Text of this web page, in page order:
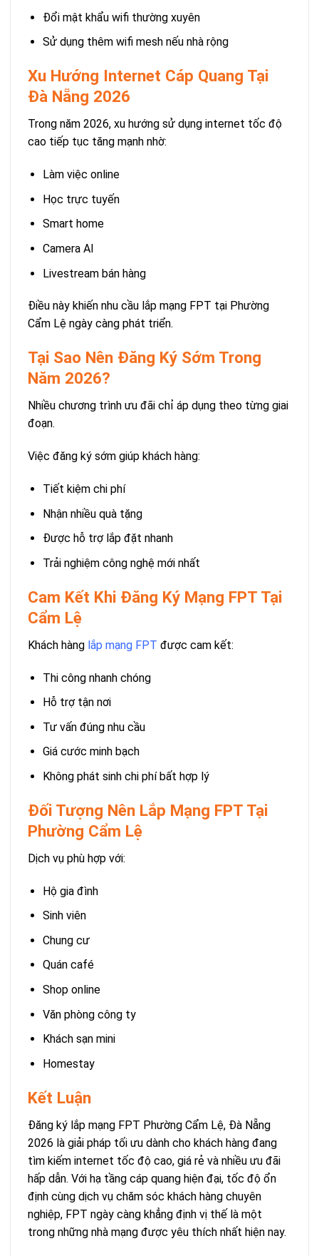
Đổi mật khẩu wifi thường xuyên
Sử dụng thêm wifi mesh nếu nhà rộng
Xu Hướng Internet Cáp Quang Tại
Đà Nẵng 2026
Trong năm 2026, xu hướng sử dụng internet tốc độ
cao tiếp tục tăng mạnh nhờ:
Làm việc online
Học trực tuyến
Smart home
Camera AI
Livestream bán hàng
Điều này khiến nhu cầu lắp mạng FPT tại Phường
Cẩm Lệ ngày càng phát triển.
Tại Sao Nên Đăng Ký Sớm Trong
Năm 2026?
Nhiều chương trình ưu đãi chỉ áp dụng theo từng giai
đoạn.
Việc đăng ký sớm giúp khách hàng:
Tiết kiệm chi phí
Nhận nhiều quà tặng
Được hỗ trợ lắp đặt nhanh
Trải nghiệm công nghệ mới nhất
Cam Kết Khi Đăng Ký Mạng FPT Tại
Cẩm Lệ
Khách hàng lắp mạng FPT được cam kết:
Thi công nhanh chóng
Hỗ trợ tận nơi
Tư vấn đúng nhu cầu
Giá cước minh bạch
Không phát sinh chi phí bất hợp lý
Đối Tượng Nên Lắp Mạng FPT Tại
Phường Cẩm Lệ
Dịch vụ phù hợp với:
Hộ gia đình
Sinh viên
Chung cư
Quán café
Shop online
Văn phòng công ty
Khách sạn mini
Homestay
Kết Luận
Đăng ký lắp mạng FPT Phường Cẩm Lệ, Đà Nẵng
2026 là giải pháp tối ưu dành cho khách hàng đang
tìm kiếm internet tốc độ cao, giá rẻ và nhiều ưu đãi
hấp dẫn. Với hạ tầng cáp quang hiện đại, tốc độ ổn
định cùng dịch vụ chăm sóc khách hàng chuyên
nghiệp, FPT ngày càng khẳng định vị thế là một
trong những nhà mạng được yêu thích nhất hiện nay.